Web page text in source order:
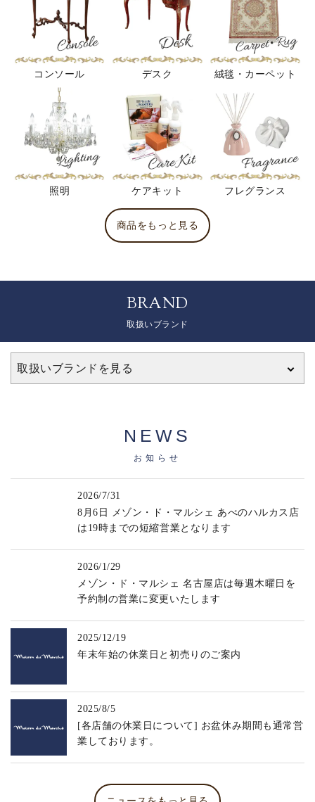
コンソール デスク 絨毯・カーペット
照明 ケアキット フレグランス
商品をもっと見る
BRAND
取扱いブランド
取扱いブランドを見る
NEWS
お知らせ
2026/7/31
8月6日 メゾン・ド・マルシェ あべのハルカス店
は19時までの短縮営業となります
2026/1/29
メゾン・ド・マルシェ 名古屋店は毎週木曜日を
予約制の営業に変更いたします
2025/12/19
年末年始の休業日と初売りのご案内
2025/8/5
[各店舗の休業日について] お盆休み期間も通常営
業しております。